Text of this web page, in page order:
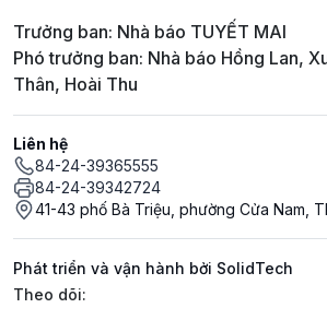
Trưởng ban: Nhà báo TUYẾT MAI
Phó trưởng ban: Nhà báo Hồng Lan,
Thân, Hoài Thu
Liên hệ
84-24-39365555
84-24-39342724
41-43 phố Bà Triệu, phường Cửa Nam,
Phát triển và vận hành bởi SolidTech
Mạng xã hội
Theo dõi: